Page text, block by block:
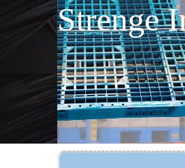
Strenge